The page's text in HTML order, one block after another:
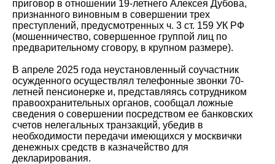
приговор в отношении 19-летнего Алексея Дубова,
признанного виновным в совершении трех
преступлений, предусмотренных ч. 3 ст. 159 УК РФ
(мошенничество, совершенное группой лиц по
предварительному сговору, в крупном размере).
В апреле 2025 года неустановленный соучастник
осужденного осуществлял телефонные звонки 70-
летней пенсионерке и, представляясь сотрудником
правоохранительных органов, сообщал ложные
сведения о совершении посредством ее банковских
счетов нелегальных транзакций, убедив в
необходимости передачи имеющихся у москвички
денежных средств в казначейство для
декларирования.